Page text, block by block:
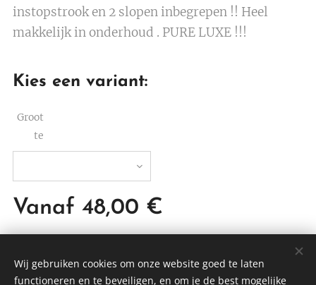
instopstrook en 2 slopen inbegrepen !! Heel
makkelijk in onderhoud . PURE LUXE !!!
Kies een variant:
Groot
te
Vanaf 48,00 €
Wij gebruiken cookies om onze website goed te laten
functioneren en te beveiligen, en om je de best mogelijke